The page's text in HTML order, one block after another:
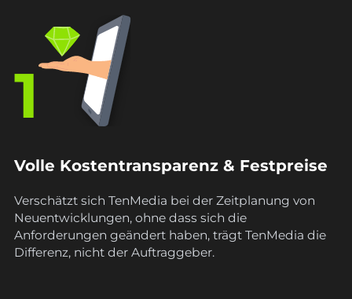
1
Volle Kostentransparenz & Festpreise
Verschätzt sich TenMedia bei der Zeitplanung von
Neuentwicklungen, ohne dass sich die
Anforderungen geändert haben, trägt TenMedia die
Differenz, nicht der Auftraggeber.